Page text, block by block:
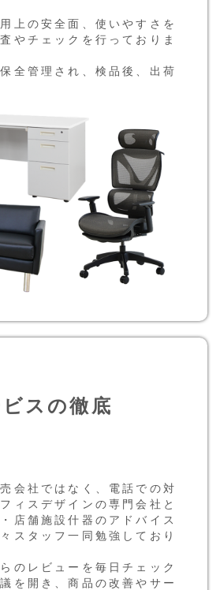
上の安全面、使いやすさを
やチェックを行っておりま
全管理され、検品後、出荷
スの徹底
会社ではなく、電話での対
ィスデザインの専門会社と
店舗施設什器のアドバイス
スタッフ一同勉強しており
のレビューを毎日チェック
を開き、商品の改善やサー